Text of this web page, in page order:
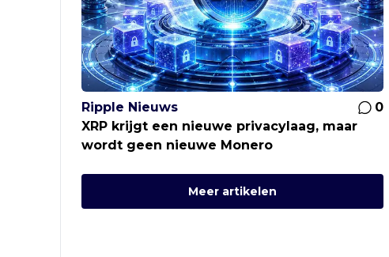
Ripple Nieuws
0
XRP krijgt een nieuwe privacylaag, maar
wordt geen nieuwe Monero
Meer artikelen